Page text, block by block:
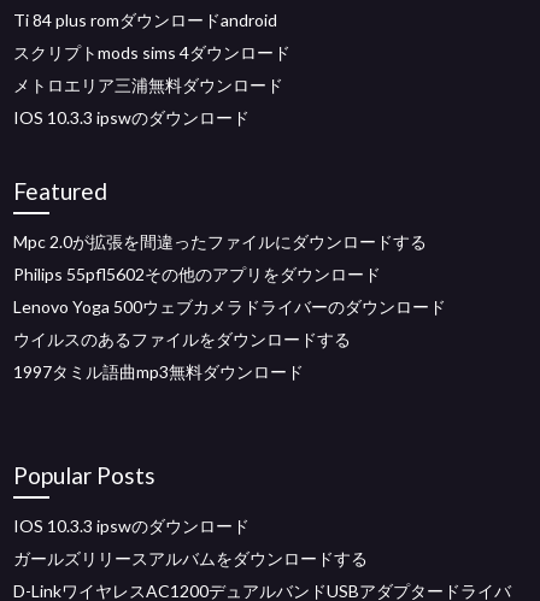
Ti 84 plus romダウンロードandroid
スクリプトmods sims 4ダウンロード
メトロエリア三浦無料ダウンロード
IOS 10.3.3 ipswのダウンロード
Featured
Mpc 2.0が拡張を間違ったファイルにダウンロードする
Philips 55pfl5602その他のアプリをダウンロード
Lenovo Yoga 500ウェブカメラドライバーのダウンロード
ウイルスのあるファイルをダウンロードする
1997タミル語曲mp3無料ダウンロード
Popular Posts
IOS 10.3.3 ipswのダウンロード
ガールズリリースアルバムをダウンロードする
D-LinkワイヤレスAC1200デュアルバンドUSBアダプタードライバ